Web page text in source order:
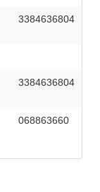
3384636804
3384636804
068863660